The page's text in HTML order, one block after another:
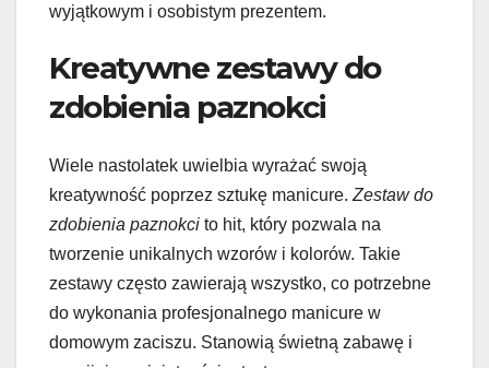
wyjątkowym i osobistym prezentem.
Kreatywne zestawy do
zdobienia paznokci
Wiele nastolatek uwielbia wyrażać swoją
kreatywność poprzez sztukę manicure. Zestaw do
zdobienia paznokci to hit, który pozwala na
tworzenie unikalnych wzorów i kolorów. Takie
zestawy często zawierają wszystko, co potrzebne
do wykonania profesjonalnego manicure w
domowym zaciszu. Stanowią świetną zabawę i